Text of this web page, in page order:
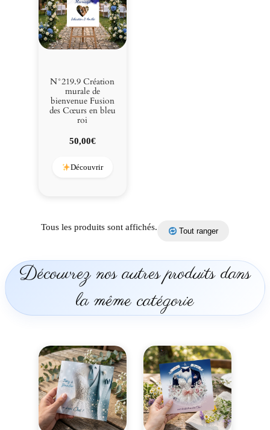
N°219.9 Création
murale de
bienvenue Fusion
des Cœurs en bleu
roi
50,00€
Découvrir
Tous les produits sont affichés. Tout ranger
Découvrez nos autres produits dans
la même catégorie